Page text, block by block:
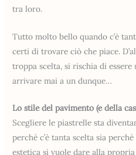
tra loro.
Tutto molto bello quando c’è
certi di trovare ciò che piace.
troppa scelta, si rischia di
arrivare mai a un dunque…
Lo stile del pavimento (e della
Scegliere le piastrelle sta
perché c’è tanta scelta sia
estetica si vuole dare alla propria